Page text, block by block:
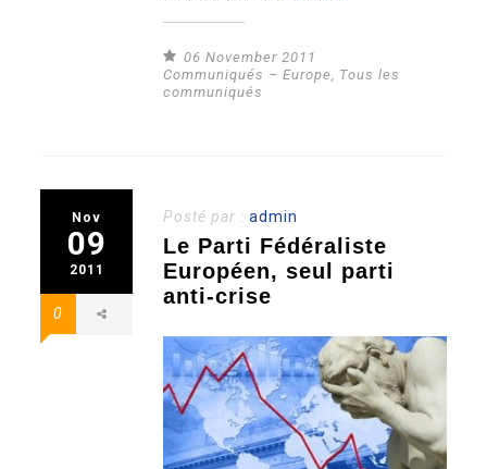
06 November 2011
Communiqués – Europe
Tous les
communiqués
Nov
09
2011
0
Posté par :admin
Le Parti Fédéraliste
Européen, seul parti
anti-crise